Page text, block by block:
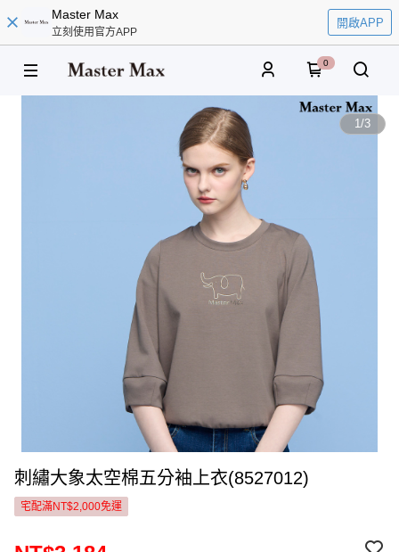
Master Max
立刻使用官方APP
開啟APP
0
1/3
刺繡大象太空棉五分袖上衣(8527012)
宅配滿NT$2,000免運